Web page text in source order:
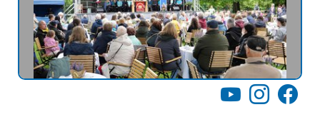
YouTubeInstagram